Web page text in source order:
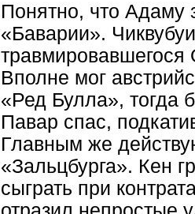
Понятно, что Адаму
«Баварии».
Вполне мог
«Ред Булла», тогда
Павар спас,
Главным же
«Зальцбурга». Кен
сыграть при